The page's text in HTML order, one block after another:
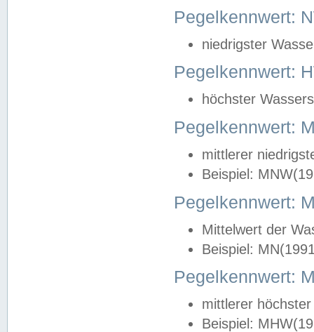
Pegelkennwert:
niedrigster
Pegelkennwert:
höchster
Pegelkennwert:
mittlerer
Beispiel:
Pegelkennwert:
Mittelwert der
Beispiel:
Pegelkennwert:
mittlerer
Beispiel: